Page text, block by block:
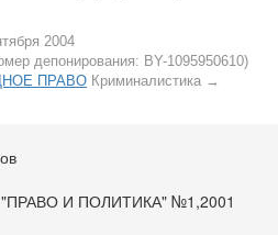
2004
депонирования: BY-1095950610)
ПРАВО Криминалистика →
И ПОЛИТИКА" №1,2001